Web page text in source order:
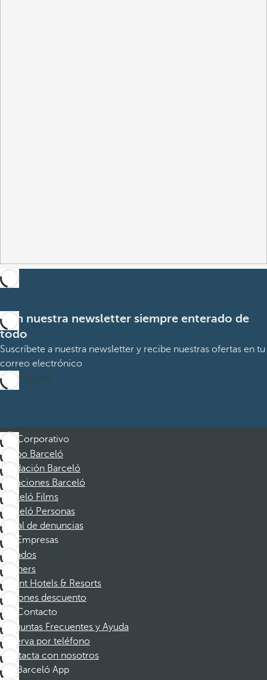
Con nuestra newsletter siempre enterado de
todo
Suscríbete a nuestra newsletter y recibe nuestras ofertas en tu
correo electrónico
Suscribirme
Corporativo
Grupo Barceló
Fundación Barceló
Vacaciones Barceló
Barceló Films
Barceló Personas
Canal de denuncias
Empresas
Afiliados
Partners
Dorint Hotels & Resorts
Cupones descuento
Contacto
Preguntas Frecuentes y Ayuda
Reserva por teléfono
Contacta con nosotros
Barceló App